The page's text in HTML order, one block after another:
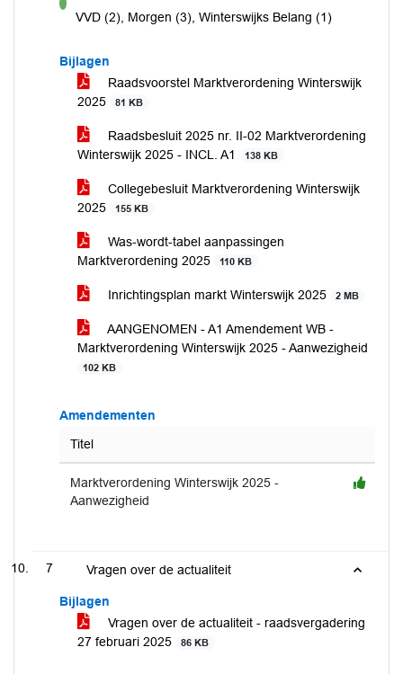
voorVVD (2), Morgen (3), Winterswijks Belang (1)
Bijlagen
Raadsvoorstel Marktverordening Winterswijk
2025
81 KB
Raadsbesluit 2025 nr. II-02 Marktverordening
Winterswijk 2025 - INCL. A1
138 KB
Collegebesluit Marktverordening Winterswijk
2025
155 KB
Was-wordt-tabel aanpassingen
Marktverordening 2025
110 KB
Inrichtingsplan markt Winterswijk 2025 2 MB
AANGENOMEN - A1 Amendement WB -
Marktverordening Winterswijk 2025 - Aanwezigheid
102 KB
Amendementen
Titel
Marktverordening Winterswijk 2025 -
Aanwezigheid
7 Vragen over de actualiteit
Bijlagen
Vragen over de actualiteit - raadsvergadering
27 februari 2025
86 KB